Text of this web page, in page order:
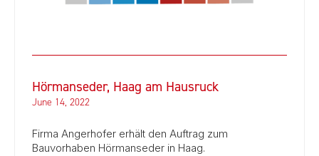
Hörmanseder, Haag am Hausruck
June 14, 2022
Firma Angerhofer erhält den Auftrag zum
Bauvorhaben Hörmanseder in Haag.